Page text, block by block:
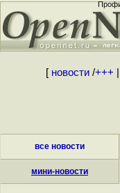
[ новости/+++
все новости
мини-новости